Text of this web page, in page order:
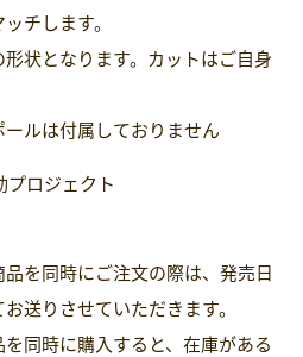
チします。
状となります。カットはご自身
ルは付属しておりません
ロジェクト
を同時にご注文の際は、発売日
送りさせていただきます。
同時に購入すると、在庫がある